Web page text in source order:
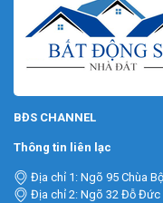
BĐS CHANNEL
Thông tin liên lạc
Địa chỉ 1: Ngõ 95 Chùa
Địa chỉ 2: Ngõ 32 Đỗ Đức